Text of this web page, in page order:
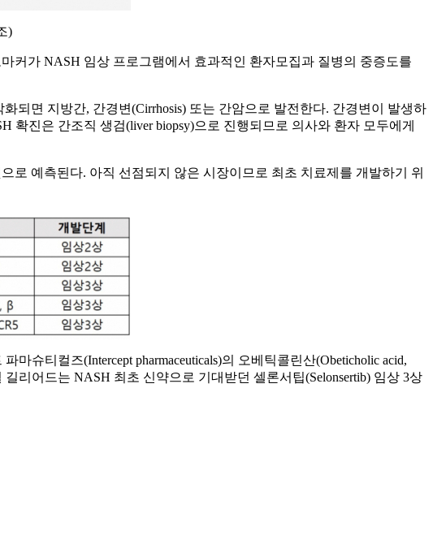
)
커가 NASH 임상 프로그램에서 효과적인 환자모집과 질병의 중증도를
되면 지방간, 간경변(Cirrhosis) 또는 간암으로 발전한다. 간경변이 발생하
진은 간조직 생검(liver biopsy)으로 진행되므로 의사와 환자 모두에게
로 예측된다. 아직 선점되지 않은 시장이므로 최초 치료제를 개발하기 위
슈티컬즈(Intercept pharmaceuticals)의 오베틱콜린산(Obeticholic acid,
리어드는 NASH 최초 신약으로 기대받던 셀론서팁(Selonsertib) 임상 3상